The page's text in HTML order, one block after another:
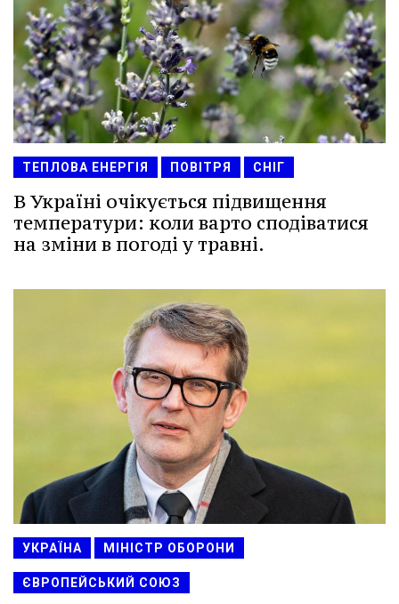
ТЕПЛОВА ЕНЕРГІЯ ПОВІТРЯ СНІГ
В Україні очікується підвищення
температури: коли варто сподіватися
на зміни в погоді у травні.
УКРАЇНА МІНІСТР ОБОРОНИ
ЄВРОПЕЙСЬКИЙ СОЮЗ